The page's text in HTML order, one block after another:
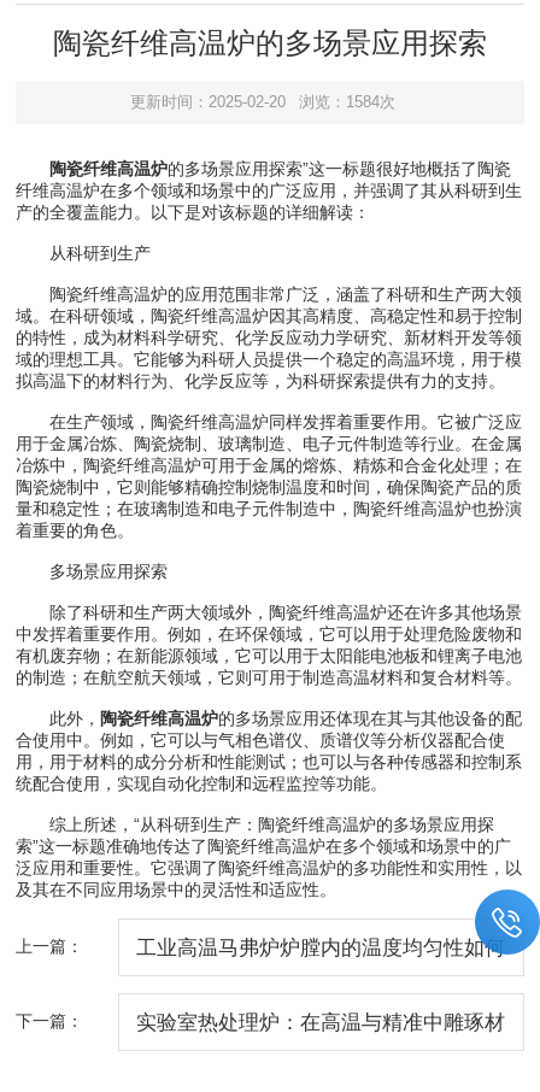
陶瓷纤维高温炉的多场景应用探索
更新时间：2025-02-20 浏览：1584次
陶瓷纤维高温炉的多场景应用探索”这一标题很好地概括了陶瓷
纤维高温炉在多个领域和场景中的广泛应用，并强调了其从科研到生
产的全覆盖能力。以下是对该标题的详细解读：
从科研到生产
陶瓷纤维高温炉的应用范围非常广泛，涵盖了科研和生产两大领
域。在科研领域，陶瓷纤维高温炉因其高精度、高稳定性和易于控制
的特性，成为材料科学研究、化学反应动力学研究、新材料开发等领
域的理想工具。它能够为科研人员提供一个稳定的高温环境，用于模
拟高温下的材料行为、化学反应等，为科研探索提供有力的支持。
在生产领域，陶瓷纤维高温炉同样发挥着重要作用。它被广泛应
用于金属冶炼、陶瓷烧制、玻璃制造、电子元件制造等行业。在金属
冶炼中，陶瓷纤维高温炉可用于金属的熔炼、精炼和合金化处理；在
陶瓷烧制中，它则能够精确控制烧制温度和时间，确保陶瓷产品的质
量和稳定性；在玻璃制造和电子元件制造中，陶瓷纤维高温炉也扮演
着重要的角色。
多场景应用探索
除了科研和生产两大领域外，陶瓷纤维高温炉还在许多其他场景
中发挥着重要作用。例如，在环保领域，它可以用于处理危险废物和
有机废弃物；在新能源领域，它可以用于太阳能电池板和锂离子电池
的制造；在航空航天领域，它则可用于制造高温材料和复合材料等。
此外， 陶瓷纤维高温炉的多场景应用还体现在其与其他设备的配
合使用中。例如，它可以与气相色谱仪、质谱仪等分析仪器配合使
用，用于材料的成分分析和性能测试；也可以与各种传感器和控制系
统配合使用，实现自动化控制和远程监控等功能。
综上所述，“从科研到生产：陶瓷纤维高温炉的多场景应用探
索”这一标题准确地传达了陶瓷纤维高温炉在多个领域和场景中的广
泛应用和重要性。它强调了陶瓷纤维高温炉的多功能性和实用性，以
及其在不同应用场景中的灵活性和适应性。
上一篇： 工业高温马弗炉炉膛内的温度均匀性如何
下一篇： 实验室热处理炉：在高温与精准中雕琢材